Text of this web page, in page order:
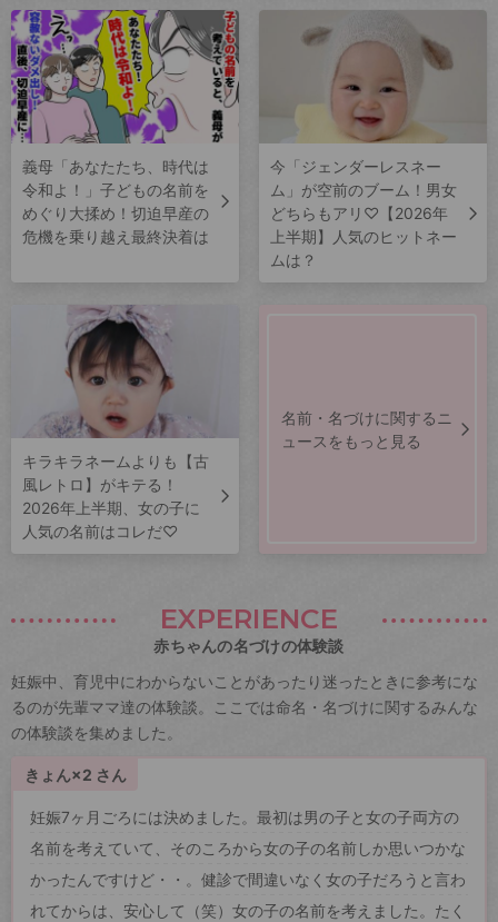
義母「あなたたち、時代は
令和よ！」子どもの名前を
めぐり大揉め！切迫早産の
危機を乗り越え最終決着は
今「ジェンダーレスネー
ム」が空前のブーム！男女
どちらもアリ♡【2026年
上半期】人気のヒットネー
ムは？
キラキラネームよりも【古
風レトロ】がキテる！
2026年上半期、女の子に
人気の名前はコレだ♡
名前・名づけに関するニ
ュースをもっと見る
EXPERIENCE
赤ちゃんの名づけの体験談
妊娠中、育児中にわからないことがあったり迷ったときに参考にな
るのが先輩ママ達の体験談。ここでは命名・名づけに関するみんな
の体験談を集めました。
きょん×2 さん
妊娠7ヶ月ごろには決めました。最初は男の子と女の子両方の
名前を考えていて、そのころから女の子の名前しか思いつかな
かったんですけど・・。健診で間違いなく女の子だろうと言わ
れてからは、安心して（笑）女の子の名前を考えました。たく